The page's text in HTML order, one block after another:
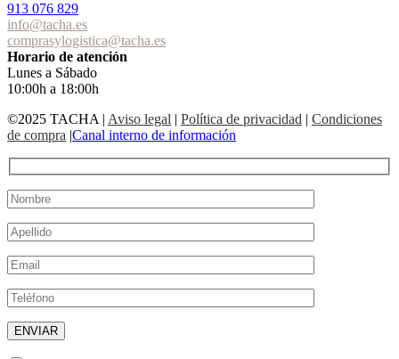
913 076 829
info@tacha.es
comprasylogistica@tacha.es
Horario de atención
Lunes a Sábado
10:00h a 18:00h
©2025 TACHA | Aviso legal | Política de privacidad | Condiciones
de compra |Canal interno de información